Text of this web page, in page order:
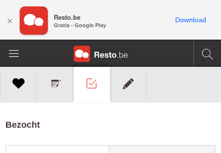
Bezocht
× Resto.be
Gratis - Google Play
Download